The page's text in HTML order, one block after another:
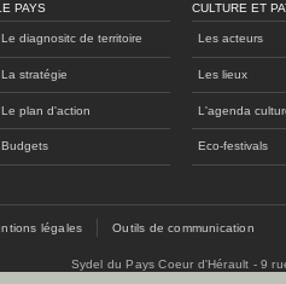
PAYS
Le diagnositc de territoire
La stratégie
Le plan d'action
Budgets
CULTURE ET
Les acteurs
Les lieux
L'agenda
Eco-festivals
légales Outils de communication
Sydel du Pays Coeur d'Hérault - 9